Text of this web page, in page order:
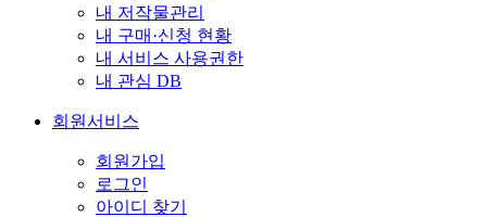
내 저작물관리
내 구매·신청 현황
내 서비스 사용권한
내 관심 DB
회원서비스
회원가입
로그인
아이디 찾기